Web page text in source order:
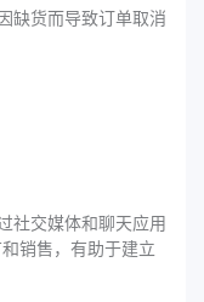
缺货而导致订单取消
社交媒体和聊天应用
销售，有助于建立